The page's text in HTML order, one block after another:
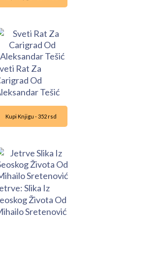
Rat Za
Od
Tešić
Kupi Knjigu - 352 rsd
Slika Iz
Života Od
Sretenović